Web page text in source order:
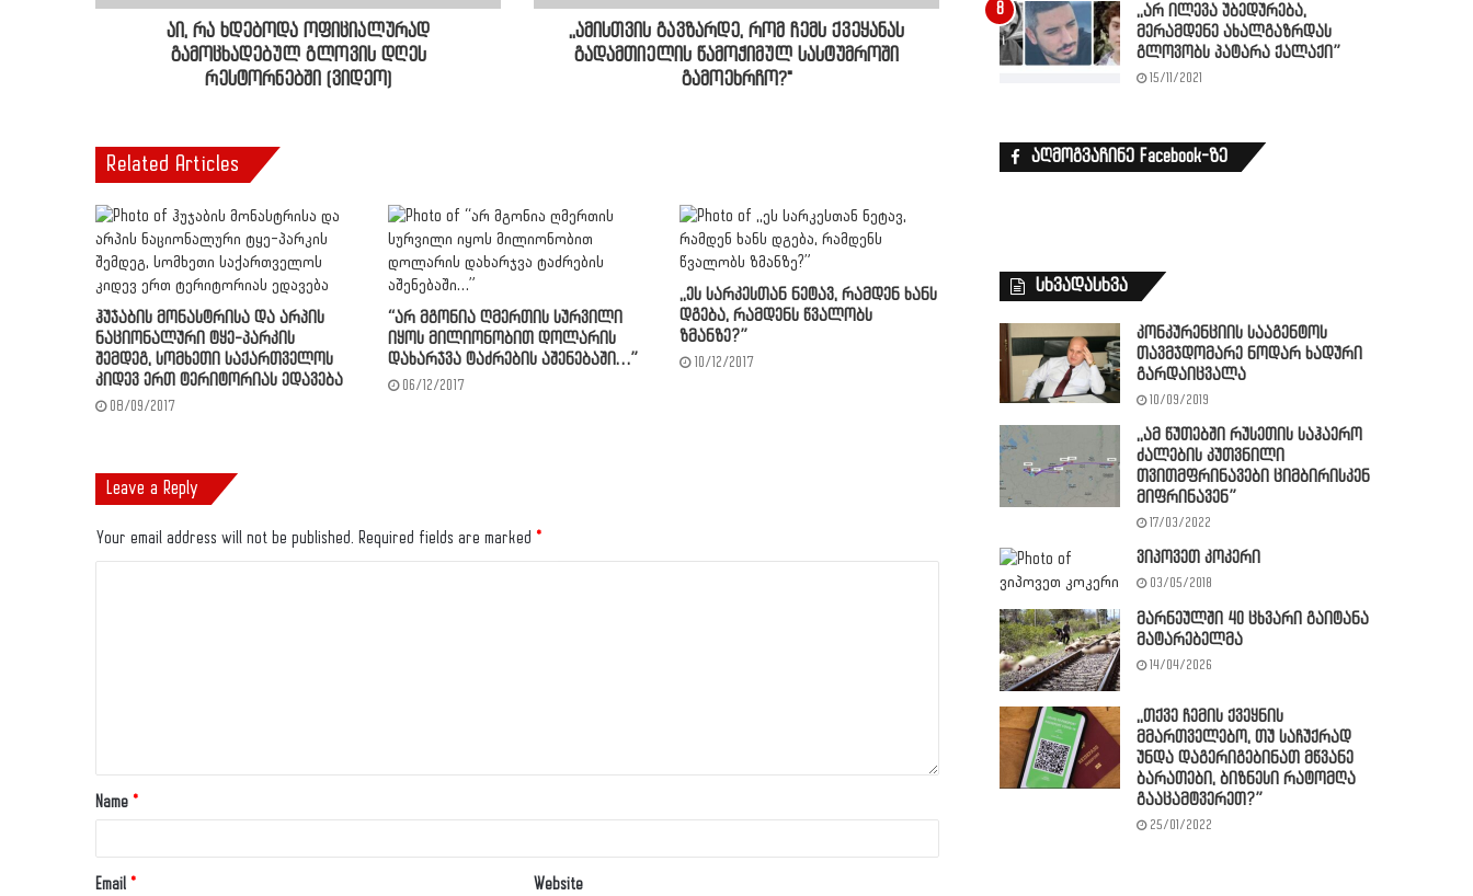
აი, რა ხდებოდა ოფიციალურად
გამოცხადებულ გლოვის დღეს
რესტორნებში (ვიდეო)
,,ამისთვის გავზარდე, რომ ჩემს ქვეყანას
გადამთიელის წამოჭიმულ სასტუმროში
გამოეხრჩო?"
Related Articles
ჰუჯაბის მონასტრისა და არპის
ნაციონალური ტყე-პარკის
შემდეგ, სომხეთი საქართველოს
კიდევ ერთ ტერიტორიას ედავება
08/09/2017
“არ მგონია ღმერთის სურვილი
იყოს მილიონობით დოლარის
დახარჯვა ტაძრების აშენებაში…”
06/12/2017
,,ეს სარკესთან ნეტავ, რამდენ ხანს
დგება, რამდენს წვალობს
ზმანზე?”
10/12/2017
Leave a Reply
Your email address will not be published. Required fields are marked *
Name *
Email * Website
,,არ ილევა უბედურება,
მერამდენე ახალგაზრდას
გლოვობს პატარა ქალაქი”
15/11/2021
აღმოგვაჩინე Facebook-ზე
სხვადასხვა
კონკურენციის სააგენტოს
თავმჯდომარე ნოდარ ხადური
გარდაიცვალა
10/09/2019
,,ამ წუთებში რუსეთის საჰაერო
ძალების კუთვნილი
თვითმფრინავები ციმბირისკენ
მიფრინავენ”
17/03/2022
ვიპოვეთ კოკერი
03/05/2018
მარნეულში 40 ცხვარი გაიტანა
მატარებელმა
14/04/2026
,,თქვე ჩემის ქვეყნის
მმართველებო, თუ საჩუქრად
უნდა დაგერიგებინათ მწვანე
ბარათები, ბიზნესი რატომღა
გააცამტვერეთ?”
25/01/2022